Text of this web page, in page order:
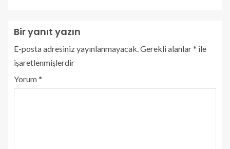
Bir yanıt yazın
E-posta adresiniz yayınlanmayacak.Gerekli alanlar* ile
işaretlenmişlerdir
Yorum*